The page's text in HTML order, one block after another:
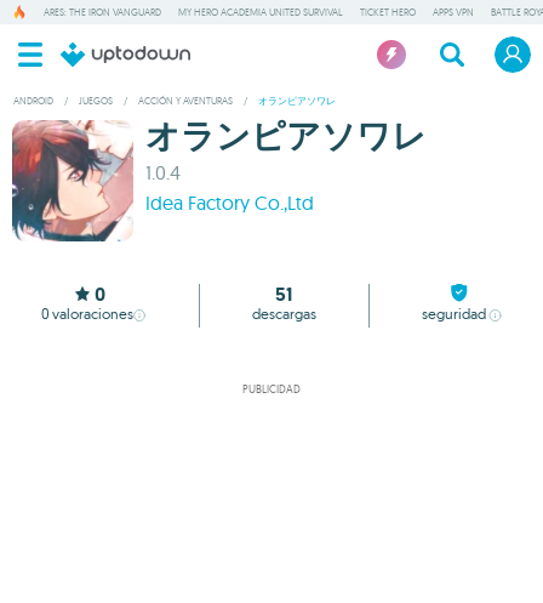
ARES: THE IRON VANGUARD MY HERO ACADEMIA UNITED SURVIVAL TICKET HERO APPS VPN BATTLE
ANDROID / JUEGOS / ACCIÓN Y AVENTURAS / オランピアソワレ
オランピアソワレ
1.0.4
Idea Factory Co.,Ltd
0
0 valoraciones
51
descargas seguridad
PUBLICIDAD